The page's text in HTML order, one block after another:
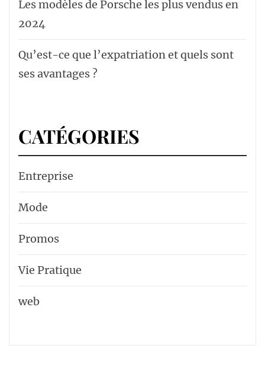
Les modèles de Porsche les plus vendus en
2024
Qu’est-ce que l’expatriation et quels sont
ses avantages ?
CATÉGORIES
Entreprise
Mode
Promos
Vie Pratique
web